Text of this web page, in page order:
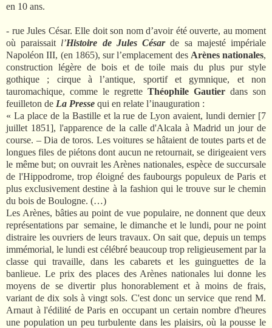
en 10 ans.
- rue Jules César. Elle doit son nom d’avoir été ouverte, au moment
où paraissait l’Histoire de Jules Césarde sa majesté impériale
Napoléon III, (en 1865), sur l’emplacement des Arènes nationales,
construction légère de bois et de toile mais du plus pur style
gothique ; cirque à l’antique, sportif et gymnique, et non
tauromachique, comme le regrette Théophile Gautier dans son
feuilleton de La Presse qui en relate l’inauguration :
« La place de la Bastille et la rue de Lyon avaient, lundi dernier [7
juillet 1851], l'apparence de la calle d'Alcala à Madrid un jour de
course. – Dia de toros. Les voitures se hâtaient de toutes parts et de
longues files de piétons dont aucun ne retournait, se dirigeaient vers
le même but; on ouvrait les Arènes nationales, espèce de succursale
de l'Hippodrome, trop éloigné des faubourgs populeux de Paris et
plus exclusivement destine à la fashion qui le trouve sur le chemin
du bois de Boulogne. (…)
Les Arènes, bâties au point de vue populaire, ne donnent que deux
représentations par semaine, le dimanche et le lundi, pour ne point
distraire les ouvriers de leurs travaux. On sait que, depuis un temps
immémorial, le lundi est célébré beaucoup trop religieusement par la
classe qui travaille, dans les cabarets et les guinguettes de la
banlieue. Le prix des places des Arènes nationales lui donne les
moyens de se divertir plus honorablement et à moins de frais,
variant de dix sols à vingt sols. C'est donc un service que rend M.
Arnaut à l'édilité de Paris en occupant un certain nombre d'heures
une population un peu turbulente dans les plaisirs, où la pousse le